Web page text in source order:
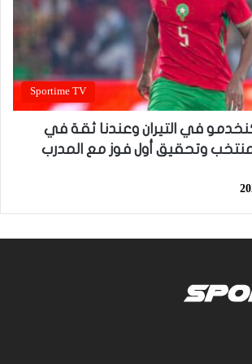
Sportime TV
في التيران وعندنا ثقة في
وتحقيق أول فوز مع المدرب